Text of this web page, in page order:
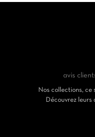
avis
Nos collections, ce
Découvrez leurs